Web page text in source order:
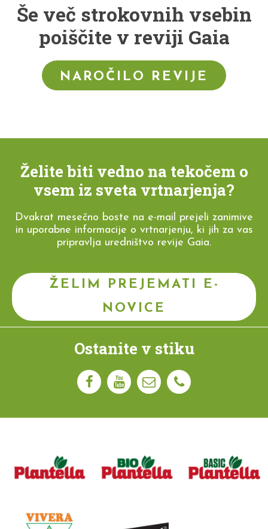
Še več strokovnih vsebin
poiščite v reviji Gaia
NAROČILO REVIJE
Želite biti vedno na tekočem o
vsem iz sveta vrtnarjenja?
Dvakrat mesečno boste na e-mail prejeli zanimive
in uporabne informacije o vrtnarjenju, ki jih za vas
pripravlja uredništvo revije Gaia.
ŽELIM PREJEMATI E-
NOVICE
Ostanite v stiku